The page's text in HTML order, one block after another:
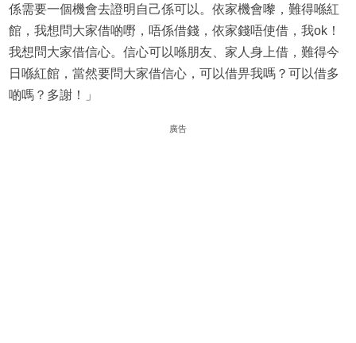
係需要一個機會去證明自己係可以。依家機會嚟，難得喺紅
館，我想問大家借啲嘢，唔係借錢，依家錢唔使借，我ok！
我想問大家借信心。信心可以喺朋友、家人身上借，難得今
日喺紅館，當然要問大家借信心，可以借畀我嗎？可以借多
啲嗎？多謝！」
廣告